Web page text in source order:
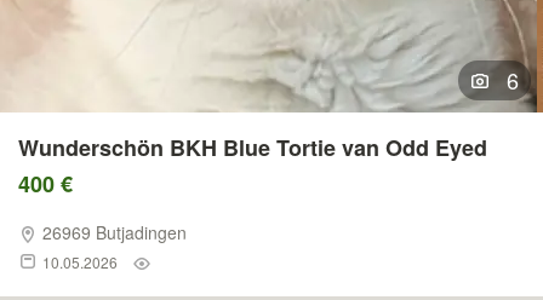
6
Wunderschön BKH Blue Tortie van Odd Eyed
400 €
26969 Butjadingen
10.05.2026